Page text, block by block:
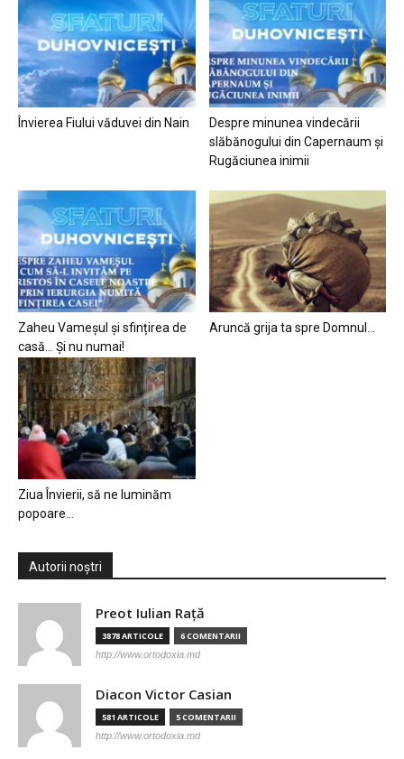
Învierea Fiului văduvei din Nain
Despre minunea vindecării
slăbănogului din Capernaum și
Rugăciunea inimii
Zaheu Vameșul și sfințirea de
casă… Și nu numai!
Aruncă grija ta spre Domnul…
Ziua Învierii, să ne luminăm
popoare…
Autorii noștri
Preot Iulian Raţă
3878 ARTICOLE 6 COMENTARII
http://www.ortodoxia.md
Diacon Victor Casian
581 ARTICOLE 5 COMENTARII
http://www.ortodoxia.md